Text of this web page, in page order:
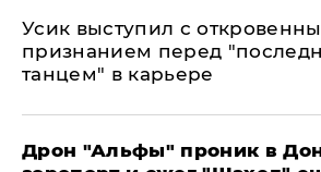
Усик выступил с
признанием перед
танцем" в карьере
Дрон "Альфы" проник в